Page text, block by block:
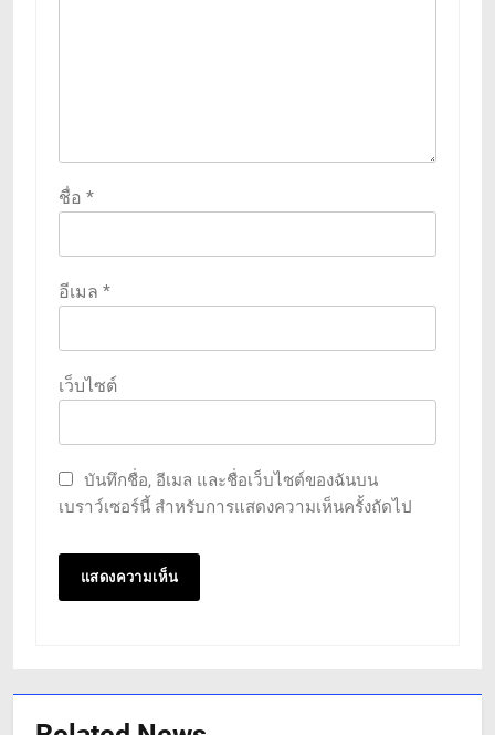
ชื่อ *
อีเมล *
เว็บไซต์
บันทึกชื่อ, อีเมล และชื่อเว็บไซต์ของฉันบน
เบราว์เซอร์นี้ สำหรับการแสดงความเห็นครั้งถัดไป